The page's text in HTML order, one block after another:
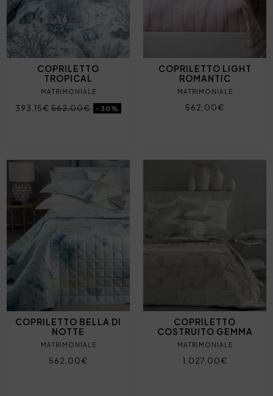
COPRILETTO
TROPICAL
MATRIMONIALE
393,15€ 562,00€ -30%
COPRILETTO LIGHT
ROMANTIC
MATRIMONIALE
562,00€
COPRILETTO BELLA DI
NOTTE
MATRIMONIALE
562,00€
COPRILETTO
COSTRUITO GEMMA
MATRIMONIALE
1.027,00€